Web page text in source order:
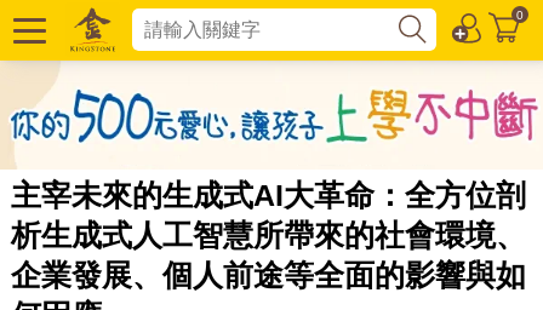
0
主宰未來的生成式AI大革命：全方位剖
析生成式人工智慧所帶來的社會環境、
企業發展、個人前途等全面的影響與如